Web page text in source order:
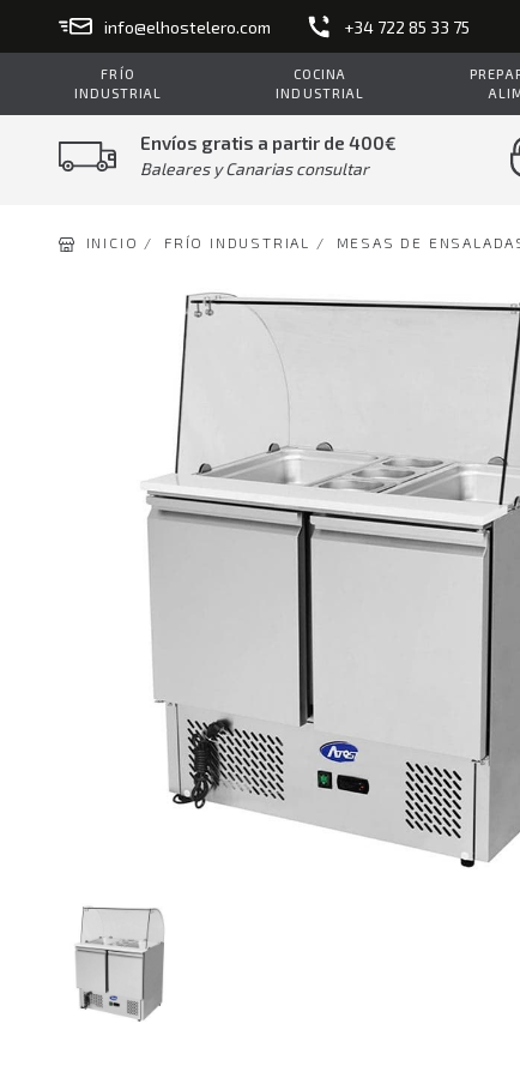
info@elhostelero.com +34 722 85 33 75
FRÍO
INDUSTRIAL
COCINA
INDUSTRIAL
Envíos gratis a partir de 400€
Baleares y Canarias consultar
INICIO / FRÍO INDUSTRIAL / MESAS DE